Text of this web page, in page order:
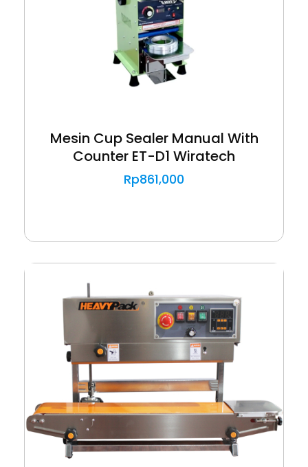
Mesin Cup Sealer Manual With
Counter ET-D1 Wiratech
Rp861,000